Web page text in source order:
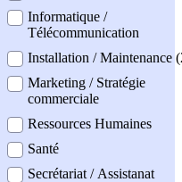
Informatique /
Télécommunication
Installation / Maintenance
Marketing / Stratégie
commerciale
Ressources Humaines
Santé
Secrétariat / Assistanat